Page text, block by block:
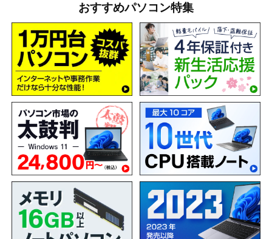
おすすめパソコン特集